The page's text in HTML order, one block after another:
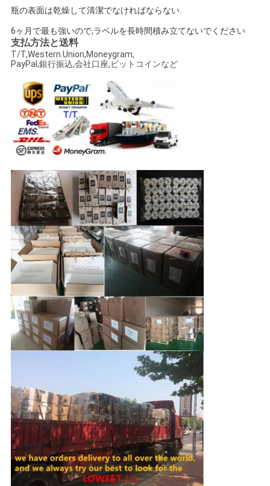
瓶の表面は乾燥して清潔でなければならない.
6ヶ月で最も強いので,ラベルを長時間積み立てないでください
支払方法と送料
T/T,Western Union,Moneygram,
PayPal,銀行振込,会社口座,ビットコインなど